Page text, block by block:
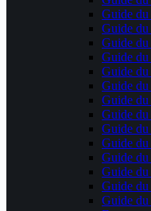
Guide du
Guide
Guide du
Guide
Guide du
Guide du
Guide
Guide
Guide
Guide
Guide
Guide
Guide
Guide du